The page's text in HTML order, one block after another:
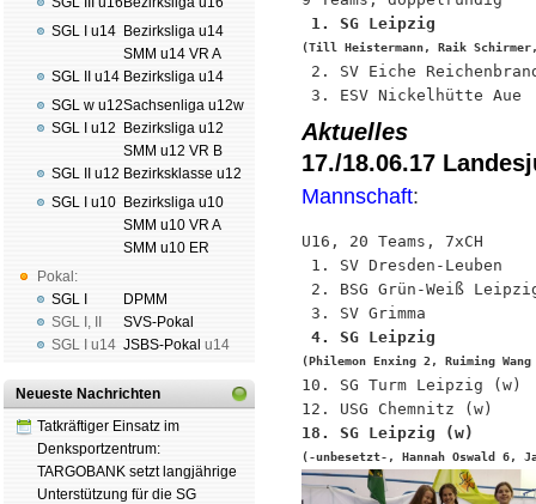
SGL I u14
SGL II u14
SGL w u12
SGL I u12
SGL II u12
SGL I u10
Pokal:
SGL I
SGL I ,
SGL I
u14
Bezirksliga u14
SMM u14 VR A
Bezirksliga u14
Sachsenliga u12w
Bezirksliga u12
SMM u12 VR B
Bezirksklasse u12
Bezirksliga u10
SMM u10 VR A
SMM u10 ER
DPMM
SVS-Pokal
JSBS-Pokal u14
Neueste Nachrichten
Tatkräftiger Einsatz im
Denksportzentrum:
TARGOBANK setzt langjährige
Unterstützung für die SG
(Till Heistermann, Raik Schirmer,
2. SV Eiche
3. ESV Nickelhütte Aue
Aktuelles
17./18.06.17
Mannschaft:
U16, 20 Teams, 7xCH
1. SV Dresden-
2. BSG Grün-Weiß
(Philemon Enxing 2, Ruiming
10. SG Turm Leipzig
(-unbesetzt-, Hannah Oswald 6,